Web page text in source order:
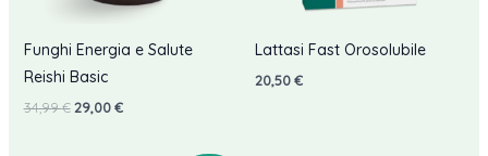
Funghi Energia e Salute
Reishi Basic
34,99€ Il
29,00€Il
Lattasi Fast Orosolubile
20,50€